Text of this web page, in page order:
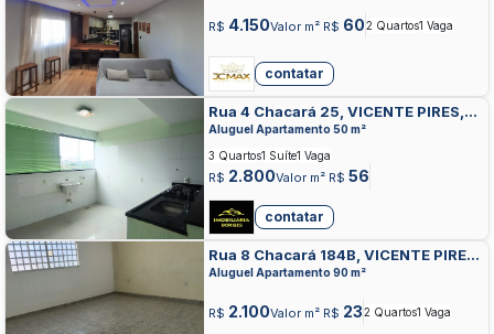
R$ 4.150Valor m² R$ 602 Quartos1 Vaga
contatar
Rua 4 Chacará 25, VICENTE PIRES,
VICENTE PIRES
Aluguel Apartamento 50 m²
R$ 2.800Valor m² R$ 56
3 Quartos1 Suíte1 Vaga
contatar
Rua 8 Chacará 184B, VICENTE PIRES,
VICENTE PIRES
Aluguel Apartamento 90 m²
R$ 2.100Valor m² R$ 232 Quartos1 Vaga